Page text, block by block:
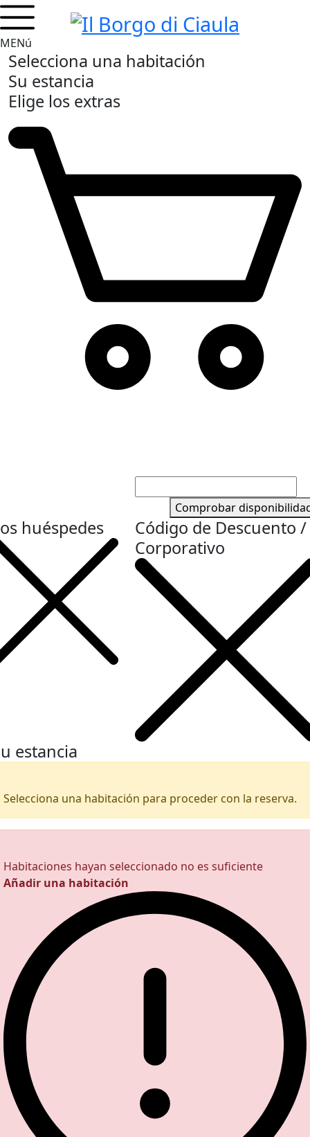
MENú
Selecciona una habitación
Su estancia
Elige los extras
Comprobar
huéspedes
Código de Descuento /
Corporativo
estancia
Selecciona una habitación para proceder con la reserva.
Habitaciones hayan seleccionado no es suficiente
Añadir una habitación